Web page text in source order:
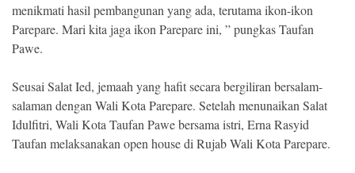
menikmati hasil pembangunan yang ada, terutama ikon-ikon
Parepare. Mari kita jaga ikon Parepare ini, ” pungkas Taufan
Pawe.
Seusai Salat Ied, jemaah yang hafit secara bergiliran bersalam-
salaman dengan Wali Kota Parepare. Setelah menunaikan Salat
Idulfitri, Wali Kota Taufan Pawe bersama istri, Erna Rasyid
Taufan melaksanakan open house di Rujab Wali Kota Parepare.